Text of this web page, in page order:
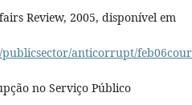
Review, 2005, disponível em
anticorrupt/
no Serviço Público